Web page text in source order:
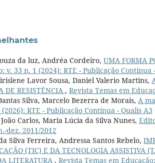
da luz, Andréa Cordeiro, UMA FORMA
v. 33 n. 1 (2024): RTE - Publicação Contínua
Lavor Sousa, Daniel Valerio Martins,
DE RESISTÊNCIA , Revista Temas em
Silva, Marcelo Bezerra de Morais, A
RTE - Publicação Contínua - Qualis A3
Carlos, Maria Lúcia da Silva Nunes,
dez. 2011/2012
Silva Ferreira, Andressa Santos Rebelo,
(TIC) E DA TECNOLOGIA ASSISTIVA
LITERATURA , Revista Temas em